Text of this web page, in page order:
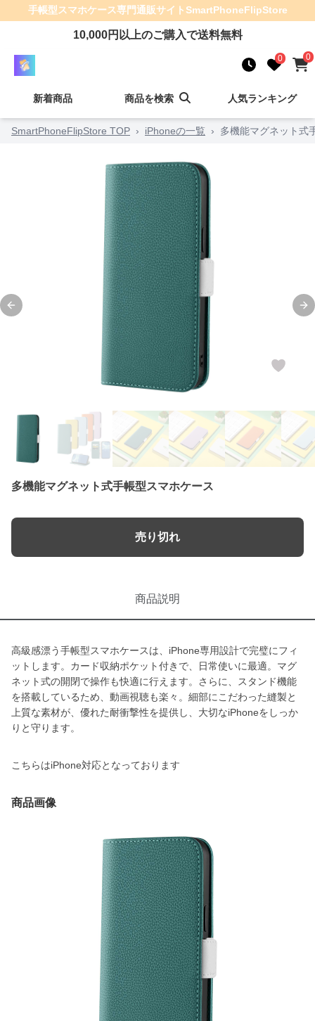
手帳型スマホケース専門通販サイトSmartPhoneFlipStore
10,000円以上のご購入で送料無料
0 0
新着商品 商品を検索 人気ランキング
SmartPhoneFlipStore TOP › iPhoneの一覧 › 多機能マグネット式
Previous slide
多機能マグネット式手帳型スマホケース
売り切れ
商品説明
高級感漂う手帳型スマホケースは、iPhone専用設計で完璧にフィ
ットします。カード収納ポケット付きで、日常使いに最適。マグ
ネット式の開閉で操作も快適に行えます。さらに、スタンド機能
を搭載しているため、動画視聴も楽々。細部にこだわった縫製と
上質な素材が、優れた耐衝撃性を提供し、大切なiPhoneをしっか
りと守ります。
こちらはiPhone対応となっております
商品画像